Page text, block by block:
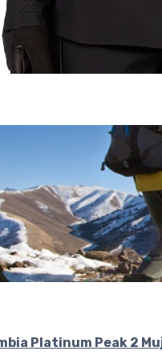
Platinum Peak 2